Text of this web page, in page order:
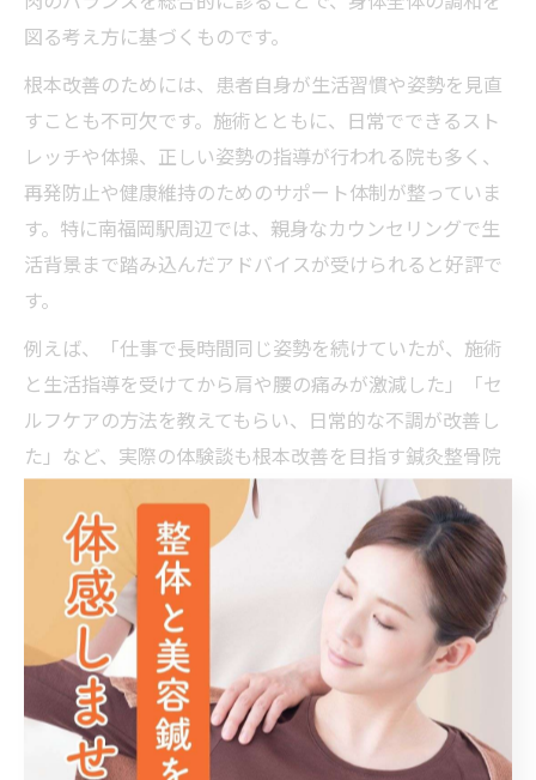
図る考え方に基づくものです。
根本改善のためには、患者自身が生活習慣や姿勢を見直
すことも不可欠です。施術とともに、日常でできるスト
レッチや体操、正しい姿勢の指導が行われる院も多く、
再発防止や健康維持のためのサポート体制が整っていま
す。特に南福岡駅周辺では、親身なカウンセリングで生
活背景まで踏み込んだアドバイスが受けられると好評で
す。
例えば、「仕事で長時間同じ姿勢を続けていたが、施術
と生活指導を受けてから肩や腰の痛みが激減した」「セ
ルフケアの方法を教えてもらい、日常的な不調が改善し
た」など、実際の体験談も根本改善を目指す鍼灸整骨院
スポーツや日常のケガにも鍼灸整骨院が有効
鍼灸整骨院は、スポーツによる捻挫や肉離れ、日常生活
での転倒や打撲といったケガにも対応しています。急性
期の応急処置から、回復期のリハビリまで一貫してサポ
ート可能です。痛みや腫れの軽減、可動域の回復を目指
す施術が行われるため、早期復帰を希望する方にも適し